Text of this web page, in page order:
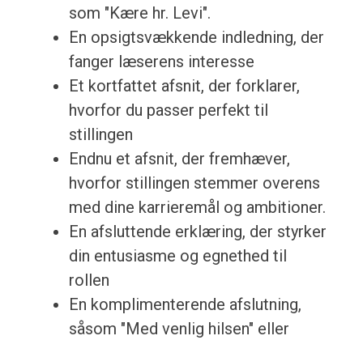
som "Kære hr. Levi".
En opsigtsvækkende indledning, der
fanger læserens interesse
Et kortfattet afsnit, der forklarer,
hvorfor du passer perfekt til
stillingen
Endnu et afsnit, der fremhæver,
hvorfor stillingen stemmer overens
med dine karrieremål og ambitioner.
En afsluttende erklæring, der styrker
din entusiasme og egnethed til
rollen
En komplimenterende afslutning,
såsom "Med venlig hilsen" eller